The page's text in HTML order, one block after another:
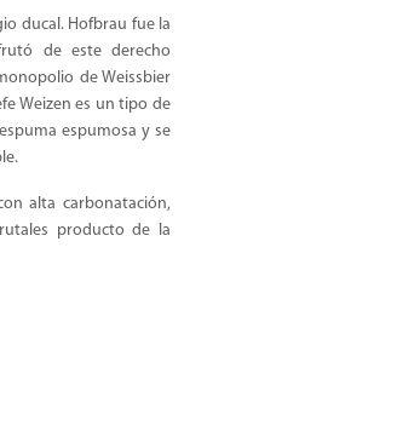
ducal. Hofbrau fue la
de este derecho
de Weissbier
Weizen es un tipo de
espumosa y se
alta carbonatación,
producto de la